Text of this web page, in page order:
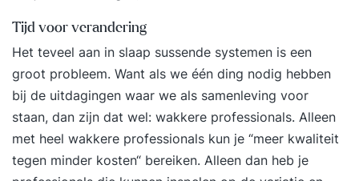
zelfsturing? Denk aan zelforganiserende en
zelforganiserende cirkels met rollen, Holacracy,
of Scrum at Scale. Waarom de Zelforganisatie
Fabriek? De Zelforganisatie Fabriek helpt teams
met professioneel & gelijkwaardig samenwerken.
We hebben honderden teams succesvol begeleid
om zelfstandiger tot betere resultaten te komen.
Tijd voor verandering
Het teveel aan in slaap sussende systemen is een
groot probleem. Want als we één ding nodig hebben
bij de uitdagingen waar we als samenleving voor
staan, dan zijn dat wel: wakkere professionals. Alleen
met heel wakkere professionals kun je “meer kwaliteit
tegen minder kosten“ bereiken. Alleen dan heb je